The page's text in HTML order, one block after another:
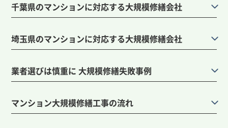
千葉県のマンションに対応する大規模修繕会社
埼玉県のマンションに対応する大規模修繕会社
業者選びは慎重に 大規模修繕失敗事例
マンション大規模修繕工事の流れ